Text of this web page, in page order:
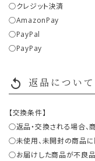
○クレジット決済
○AmazonPay
○PayPal
○PayPay
replay 返品について
【交換条件】
○返品・交換される場合、
○未使用、未開封の商品に
○お届けした商品が不良品